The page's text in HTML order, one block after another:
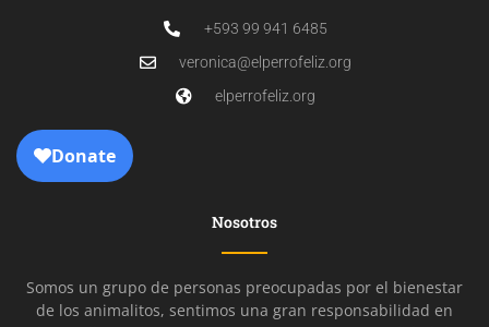
+593 99 941 6485
veronica@elperrofeliz.org
elperrofeliz.org
Nosotros
Somos un grupo de personas preocupadas por el bienestar
de los animalitos, sentimos una gran responsabilidad en